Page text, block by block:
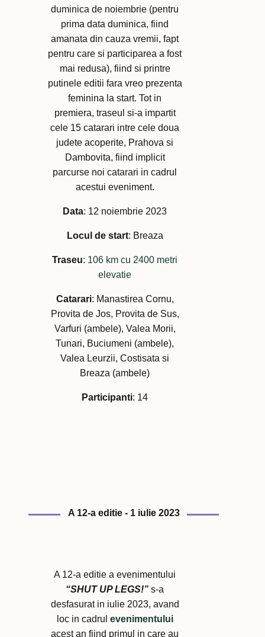
duminica de noiembrie (pentru
prima data duminica, fiind
amanata din cauza vremii, fapt
pentru care si participarea a fost
mai redusa), fiind si printre
putinele editii fara vreo prezenta
feminina la start. Tot in
premiera, traseul si-a impartit
cele 15 catarari intre cele doua
judete acoperite, Prahova si
Dambovita, fiind implicit
parcurse noi catarari in cadrul
acestui eveniment.
Data: 12 noiembrie 2023
Locul de start: Breaza
Traseu: 106 km cu 2400 metri
elevatie
Catarari: Manastirea Cornu,
Provita de Jos, Provita de Sus,
Varfuri (ambele), Valea Morii,
Tunari, Buciumeni (ambele),
Valea Leurzii, Costisata si
Breaza (ambele)
Participanti: 14
A 12-a editie - 1 iulie 2023
A 12-a editie a evenimentului
“SHUT UP LEGS!” s-a
desfasurat in iulie 2023, avand
loc in cadrul evenimentului
acest an fiind primul in care au